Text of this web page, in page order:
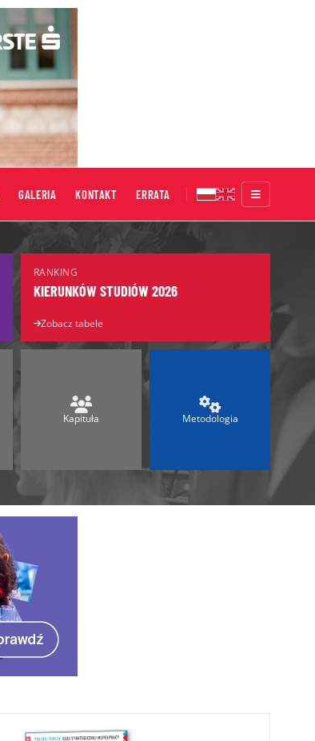
GALERIA KONTAKT ERRATA
Salon Maturzystów
Ranking Szkół Olimpijskich
RANKING
KIERUNKÓW STUDIÓW 2026
Zobacz tabele
Kapituła Metodologia